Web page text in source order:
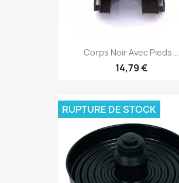
Corps Noir Avec Pieds...
14,79 €
RUPTURE DE STOCK